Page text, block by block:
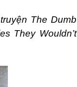
The Dumb
They Wouldn’t